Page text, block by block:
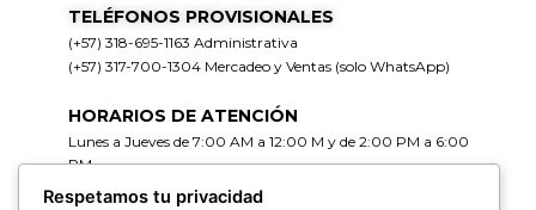
TELÉFONOS PROVISIONALES
(+57) 318-695-1163 Administrativa
(+57) 317-700-1304 Mercadeo y Ventas (solo WhatsApp)
HORARIOS DE ATENCIÓN
Lunes a Jueves de 7:00 AM a 12:00 M y de 2:00 PM a 6:00
PM
Viernes de 7:00 AM a 12:00 M y de 2:00 PM a 5:00 PM
Respetamos tu privacidad